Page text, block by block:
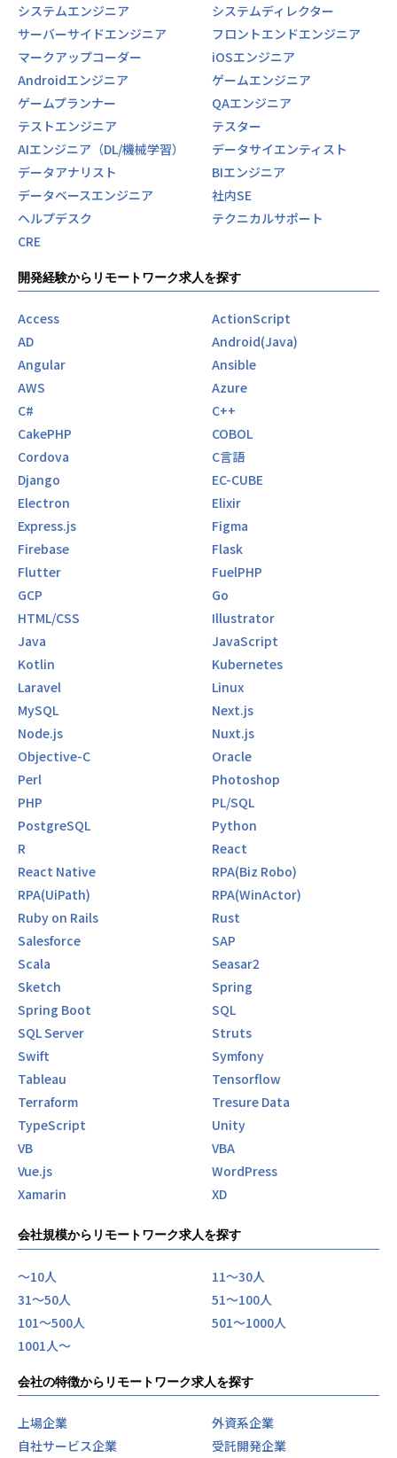
システムエンジニア
システムディレクター
サーバーサイドエンジニア
フロントエンドエンジニア
マークアップコーダー
iOSエンジニア
Androidエンジニア
ゲームエンジニア
ゲームプランナー
QAエンジニア
テストエンジニア
テスター
AIエンジニア（DL/機械学習）
データサイエンティスト
データアナリスト
BIエンジニア
データベースエンジニア
社内SE
ヘルプデスク
テクニカルサポート
CRE
開発経験からリモートワーク求人を探す
Access
ActionScript
AD
Android(Java)
Angular
Ansible
AWS
Azure
C#
C++
CakePHP
COBOL
Cordova
C言語
Django
EC-CUBE
Electron
Elixir
Express.js
Figma
Firebase
Flask
Flutter
FuelPHP
GCP
Go
HTML/CSS
Illustrator
Java
JavaScript
Kotlin
Kubernetes
Laravel
Linux
MySQL
Next.js
Node.js
Nuxt.js
Objective-C
Oracle
Perl
Photoshop
PHP
PL/SQL
PostgreSQL
Python
R
React
React Native
RPA(Biz Robo)
RPA(UiPath)
RPA(WinActor)
Ruby on Rails
Rust
Salesforce
SAP
Scala
Seasar2
Sketch
Spring
Spring Boot
SQL
SQL Server
Struts
Swift
Symfony
Tableau
Tensorflow
Terraform
Tresure Data
TypeScript
Unity
VB
VBA
Vue.js
WordPress
Xamarin
XD
会社規模からリモートワーク求人を探す
〜10人
11〜30人
31〜50人
51〜100人
101〜500人
501〜1000人
1001人〜
会社の特徴からリモートワーク求人を探す
上場企業
外資系企業
自社サービス企業
受託開発企業